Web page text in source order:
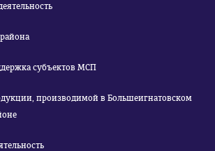
субъектов МСП
производимой в Большеигнатовском